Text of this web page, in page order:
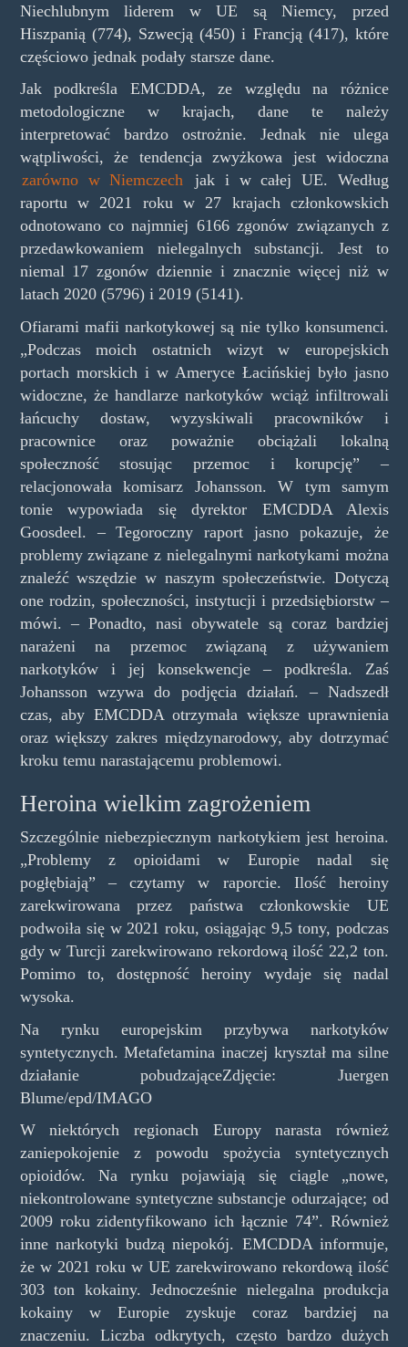
Niechlubnym liderem w UE są Niemcy, przed
Hiszpanią (774), Szwecją (450) i Francją (417), które
częściowo jednak podały starsze dane.
Jak podkreśla EMCDDA, ze względu na różnice
metodologiczne w krajach, dane te należy
interpretować bardzo ostrożnie. Jednak nie ulega
wątpliwości, że tendencja zwyżkowa jest widoczna
zarówno w Niemczech
jak i w całej UE. Według
raportu w 2021 roku w 27 krajach członkowskich
odnotowano co najmniej 6166 zgonów związanych z
przedawkowaniem nielegalnych substancji. Jest to
niemal 17 zgonów dziennie i znacznie więcej niż w
latach 2020 (5796) i 2019 (5141).
Ofiarami mafii narkotykowej są nie tylko konsumenci.
„Podczas moich ostatnich wizyt w europejskich
portach morskich i w Ameryce Łacińskiej było jasno
widoczne, że handlarze narkotyków wciąż infiltrowali
łańcuchy dostaw, wyzyskiwali pracowników i
pracownice oraz poważnie obciążali lokalną
społeczność stosując przemoc i korupcję” –
relacjonowała komisarz Johansson. W tym samym
tonie wypowiada się dyrektor EMCDDA Alexis
Goosdeel. – Tegoroczny raport jasno pokazuje, że
problemy związane z nielegalnymi narkotykami można
znaleźć wszędzie w naszym społeczeństwie. Dotyczą
one rodzin, społeczności, instytucji i przedsiębiorstw –
mówi. – Ponadto, nasi obywatele są coraz bardziej
narażeni na przemoc związaną z używaniem
narkotyków i jej konsekwencje – podkreśla. Zaś
Johansson wzywa do podjęcia działań. – Nadszedł
czas, aby EMCDDA otrzymała większe uprawnienia
oraz większy zakres międzynarodowy, aby dotrzymać
kroku temu narastającemu problemowi.
Heroina wielkim zagrożeniem
Szczególnie niebezpiecznym narkotykiem jest heroina.
„Problemy z opioidami w Europie nadal się
pogłębiają” – czytamy w raporcie. Ilość heroiny
zarekwirowana przez państwa członkowskie UE
podwoiła się w 2021 roku, osiągając 9,5 tony, podczas
gdy w Turcji zarekwirowano rekordową ilość 22,2 ton.
Pomimo to, dostępność heroiny wydaje się nadal
wysoka.
Na rynku europejskim przybywa narkotyków
syntetycznych. Metafetamina inaczej kryształ ma silne
działanie pobudzająceZdjęcie: Juergen
Blume/epd/IMAGO
W niektórych regionach Europy narasta również
zaniepokojenie z powodu spożycia syntetycznych
opioidów. Na rynku pojawiają się ciągle „nowe,
niekontrolowane syntetyczne substancje odurzające; od
2009 roku zidentyfikowano ich łącznie 74”. Również
inne narkotyki budzą niepokój. EMCDDA informuje,
że w 2021 roku w UE zarekwirowano rekordową ilość
303 ton kokainy. Jednocześnie nielegalna produkcja
kokainy w Europie zyskuje coraz bardziej na
znaczeniu. Liczba odkrytych, często bardzo dużych